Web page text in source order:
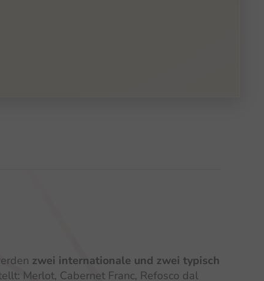
zwei internationale und zwei typisch
Merlot, Cabernet Franc, Refosco dal